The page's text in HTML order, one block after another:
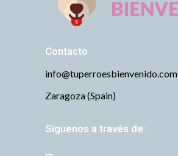
Contacto
info@tuperroesbienvenido.com
Zaragoza (Spain)
Síguenos a través de: